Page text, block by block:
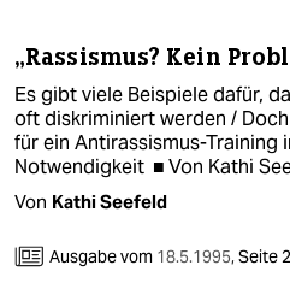
„Rassismus? Kein
Es gibt viele Beispiele dafür,
oft diskriminiert werden /
für ein Antirassismus-Training
Notwendigkeit ■ Von Kathi
Von Kathi Seefeld
Ausgabe vom 18.5.1995,Seite